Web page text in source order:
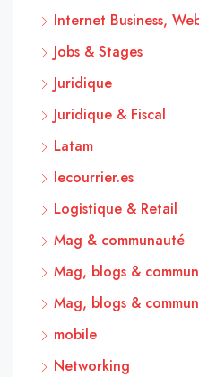
Internet Business,
Jobs & Stages
Juridique
Juridique & Fiscal
Latam
lecourrier.es
Logistique & Retail
Mag & communauté
Mag, blogs &
Mag, blogs &
mobile
Networking